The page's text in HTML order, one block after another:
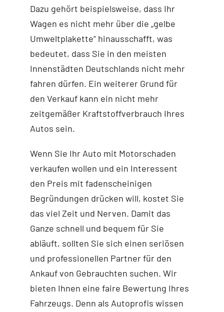
Dazu gehört beispielsweise, dass Ihr
Wagen es nicht mehr über die „gelbe
Umweltplakette“ hinausschafft, was
bedeutet, dass Sie in den meisten
Innenstädten Deutschlands nicht mehr
fahren dürfen. Ein weiterer Grund für
den Verkauf kann ein nicht mehr
zeitgemäßer Kraftstoffverbrauch Ihres
Autos sein.
Wenn Sie Ihr Auto mit Motorschaden
verkaufen wollen und ein Interessent
den Preis mit fadenscheinigen
Begründungen drücken will, kostet Sie
das viel Zeit und Nerven. Damit das
Ganze schnell und bequem für Sie
abläuft, sollten Sie sich einen seriösen
und professionellen Partner für den
Ankauf von Gebrauchten suchen. Wir
bieten Ihnen eine faire Bewertung Ihres
Fahrzeugs. Denn als Autoprofis wissen